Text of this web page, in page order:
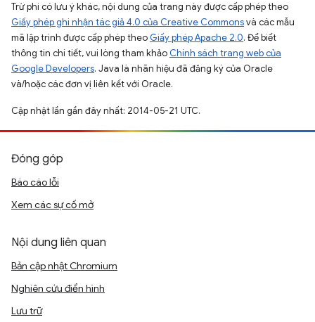
Trừ phi có lưu ý khác, nội dung của trang này được cấp phép theo
Giấy phép ghi nhận tác giả 4.0 của Creative Commonsvà các mẫu
mã lập trình được cấp phép theo Giấy phép Apache 2.0. Để biết
thông tin chi tiết, vui lòng tham khảo Chính sách trang web của
Google Developers. Java là nhãn hiệu đã đăng ký của Oracle
và/hoặc các đơn vị liên kết với Oracle.
Cập nhật lần gần đây nhất: 2014-05-21 UTC.
Đóng góp
Báo cáo lỗi
Xem các sự cố mở
Nội dung liên quan
Bản cập nhật Chromium
Nghiên cứu điển hình
Lưu trữ